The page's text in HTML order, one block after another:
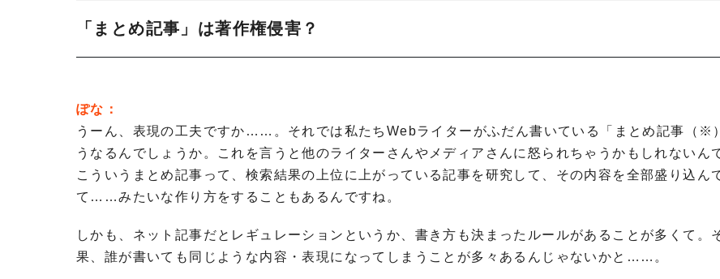
「まとめ記事」は著作権侵害？
ぽな：
うーん、表現の工夫ですか……。それでは私たちWebライターがふだん書いている「まとめ記事（※
うなるんでしょうか。これを言うと他のライターさんやメディアさんに怒られちゃうかもしれないん
こういうまとめ記事って、検索結果の上位に上がっている記事を研究して、その内容を全部盛り込ん
て……みたいな作り方をすることもあるんですね。
しかも、ネット記事だとレギュレーションというか、書き方も決まったルールがあることが多くて。
果、誰が書いても同じような内容・表現になってしまうことが多々あるんじゃないかと……。